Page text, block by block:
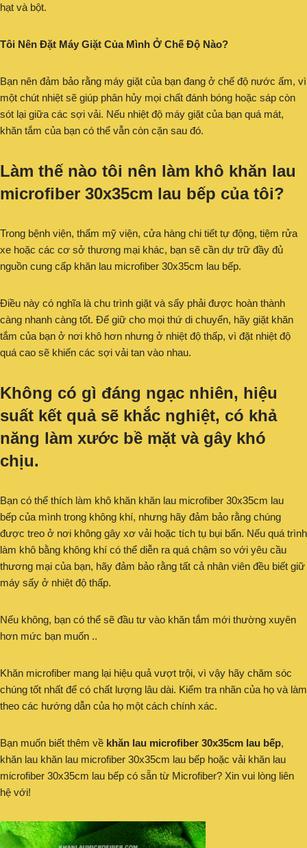
hạt và bột.
Tôi Nên Đặt Máy Giặt Của Mình Ở Chế Độ Nào?
Bạn nên đảm bảo rằng máy giặt của bạn đang ở chế độ nước ấm, vì
một chút nhiệt sẽ giúp phân hủy mọi chất đánh bóng hoặc sáp còn
sót lại giữa các sợi vải. Nếu nhiệt độ máy giặt của bạn quá mát,
khăn tắm của bạn có thể vẫn còn cặn sau đó.
Làm thế nào tôi nên làm khô khăn lau
microfiber 30x35cm lau bếp của tôi?
Trong bệnh viện, thẩm mỹ viện, cửa hàng chi tiết tự động, tiệm rửa
xe hoặc các cơ sở thương mại khác, bạn sẽ cần dự trữ đầy đủ
nguồn cung cấp khăn lau microfiber 30x35cm lau bếp.
Điều này có nghĩa là chu trình giặt và sấy phải được hoàn thành
càng nhanh càng tốt. Để giữ cho mọi thứ di chuyển, hãy giặt khăn
tắm của bạn ở nơi khô hơn nhưng ở nhiệt độ thấp, vì đặt nhiệt độ
quá cao sẽ khiến các sợi vải tan vào nhau.
Không có gì đáng ngạc nhiên, hiệu
suất kết quả sẽ khắc nghiệt, có khả
năng làm xước bề mặt và gây khó
chịu.
Bạn có thể thích làm khô khăn khăn lau microfiber 30x35cm lau
bếp của mình trong không khí, nhưng hãy đảm bảo rằng chúng
được treo ở nơi không gây xơ vải hoặc tích tụ bụi bẩn. Nếu quá trình
làm khô bằng không khí có thể diễn ra quá chậm so với yêu cầu
thương mại của bạn, hãy đảm bảo rằng tất cả nhân viên đều biết giữ
máy sấy ở nhiệt độ thấp.
Nếu không, bạn có thể sẽ đầu tư vào khăn tắm mới thường xuyên
hơn mức bạn muốn ..
Khăn microfiber mang lại hiệu quả vượt trội, vì vậy hãy chăm sóc
chúng tốt nhất để có chất lượng lâu dài. Kiểm tra nhãn của họ và làm
theo các hướng dẫn của họ một cách chính xác.
Bạn muốn biết thêm về khăn lau microfiber 30x35cm lau bếp,
khăn lau khăn lau microfiber 30x35cm lau bếp hoặc vải khăn lau
microfiber 30x35cm lau bếp có sẵn từ Microfiber? Xin vui lòng liên
hệ với!